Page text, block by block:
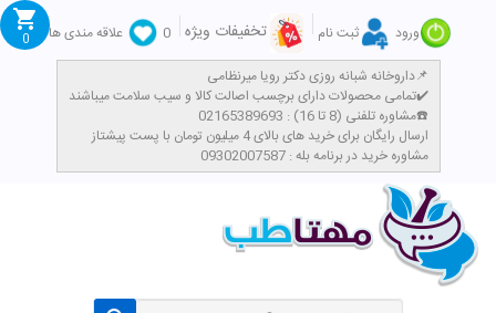
ورود ثبت نام تخفیفات ویژه 0
علاقه مندی ها
داروخانه شبانه روزی دکتر رویا میرنظامی📌
تمامی محصولات دارای برچسب اصالت کالا و سیب سلامت میباشند✔️
مشاوره تلفنی (8 تا 16) : 02165389693☎️
​ارسال رایگان برای خرید های بالای 4 میلیون تومان با پست پیشتاز
مشاوره خرید در برنامه بله : 09302007587
0